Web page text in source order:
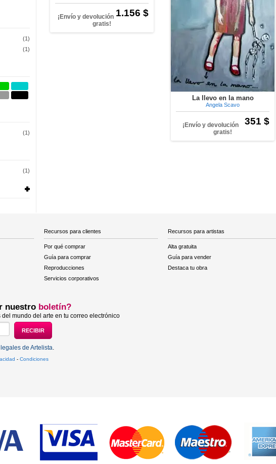
(1)
(1)
(1)
(1)
1.156 $
¡Envío y devolución
gratis!
La llevo en la mano
Angela Scavo
351 $
¡Envío y devolución
gratis!
Recursos para clientes
Por qué comprar
Guía para comprar
Reproducciones
Servicios corporativos
Recursos para artistas
Alta gratuita
Guía para vender
Destaca tu obra
nuestro boletín?
mundo del arte en tu correo electrónico
de Artelista.
- Condiciones